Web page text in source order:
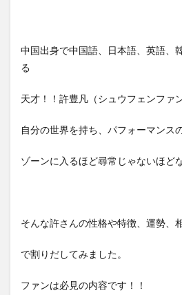
中国出身で中国語、日本語、英語、
る
天才！！許豊凡（シュウフェンファ
自分の世界を持ち、パフォーマンス
ゾーンに入るほど尋常じゃないほど
そんな許さんの性格や特徴、運勢、
で割りだしてみました。
ファンは必見の内容です！！